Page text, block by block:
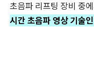
초음파 리프팅 장비 중
시간 초음파 영상 기술